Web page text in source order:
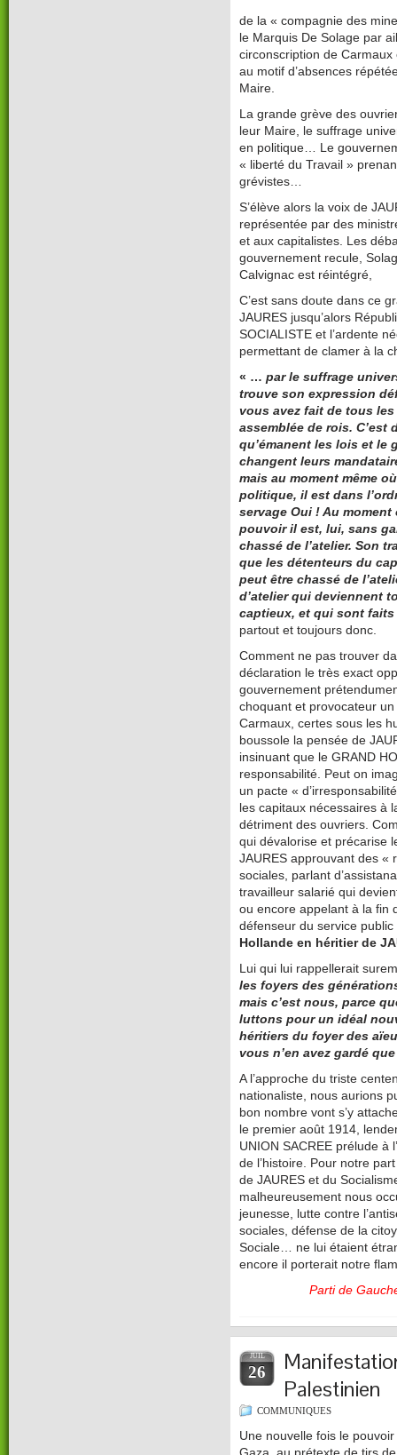
de la « compagnie des
le Marquis De Solage par
circonscription de
au motif d’absences
Maire.
La grande grève des
leur Maire, le suffrage
en politique… Le
« liberté du Travail »
grévistes…
S’élève alors la voix de
représentée par des
et aux capitalistes. Les
gouvernement recule,
Calvignac est réintégré,
C’est sans doute dans ce
JAURES jusqu’alors
SOCIALISTE et l’ardente
permettant de clamer à la
« … par le suffrage
trouve son expression
vous avez fait de tous
assemblée de rois. C’est
qu’émanent les lois et le
changent leurs
mais au moment même
politique, il est dans
servage Oui ! Au
pouvoir il est, lui, sans
chassé de l’atelier. Son
que les détenteurs du
peut être chassé de
d’atelier qui deviennent
captieux, et qui sont
partout et toujours donc.
Comment ne pas trouver
déclaration le très exact
gouvernement
choquant et provocateur
Carmaux, certes sous les
boussole la pensée de
insinuant que le GRAND
responsabilité. Peut on
un pacte «
les capitaux nécessaires à
détriment des ouvriers.
qui dévalorise et précarise
JAURES approuvant des «
sociales, parlant
travailleur salarié qui
ou encore appelant à la fin
défenseur du service
Hollande en héritier de
Lui qui lui rappellerait
les foyers des
mais c’est nous, parce
luttons pour un idéal
héritiers du foyer des
vous n’en avez gardé
A l’approche du triste
nationaliste, nous aurions
bon nombre vont s’y
le premier août 1914,
UNION SACREE prélude à
de l’histoire. Pour notre
de JAURES et du
malheureusement nous
jeunesse, lutte contre
sociales, défense de la
Sociale… ne lui étaient
encore il porterait notre
Parti de
JUIL
26
Palestinien
COMMUNIQUES
Une nouvelle fois le